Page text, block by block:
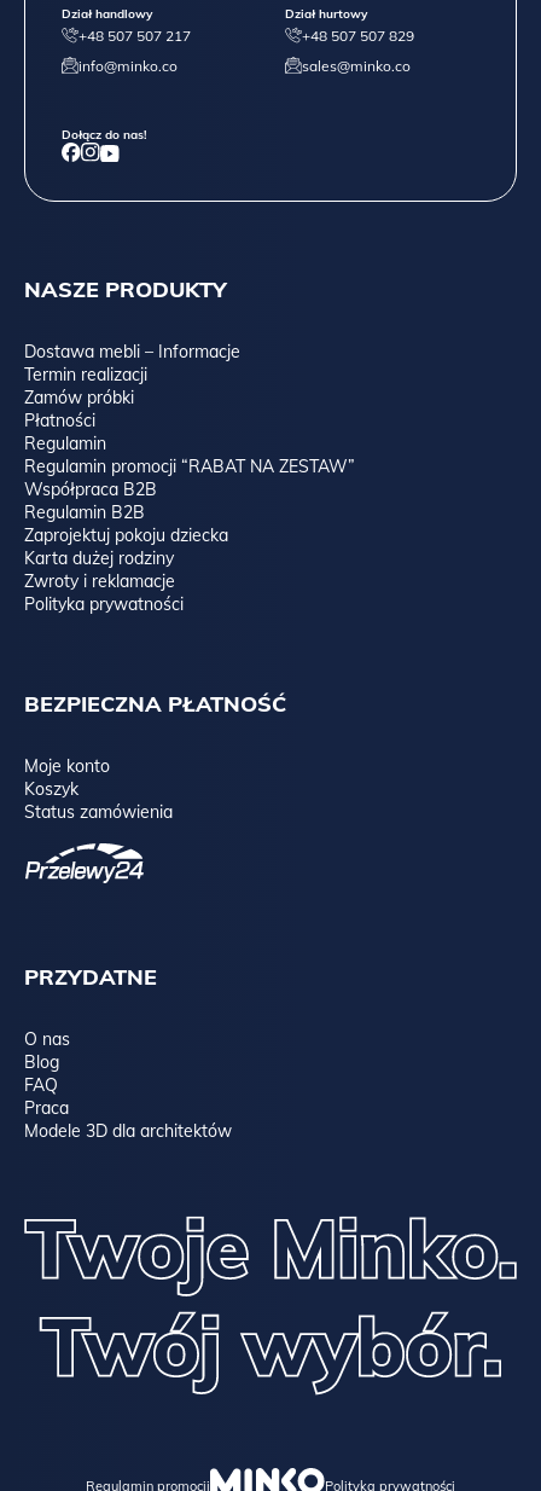
NASZE PRODUKTY
Dostawa mebli – Informacje
Termin realizacji
Zamów próbki
Płatności
Regulamin
Regulamin promocji “RABAT NA ZESTAW”
Współpraca B2B
Regulamin B2B
Zaprojektuj pokoju dziecka
Karta dużej rodziny
Zwroty i reklamacje
Polityka prywatności
BEZPIECZNA PŁATNOŚĆ
Moje konto
Koszyk
Status zamówienia
PRZYDATNE
O nas
Blog
FAQ
Praca
Modele 3D dla architektów
Dział handlowy
+48 507 507 217
info@minko.co
Dział hurtowy
+48 507 507 829
sales@minko.co
Dołącz do nas!
Regulamin promocji Polityka prywatności